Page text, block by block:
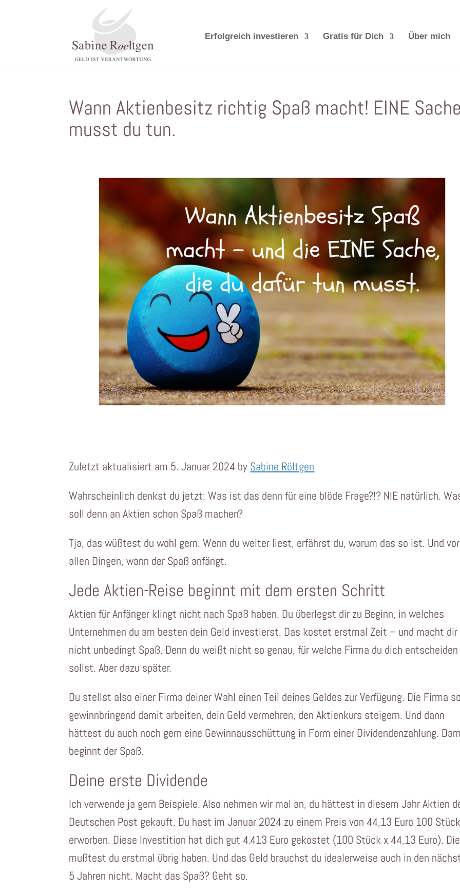
Erfolgreich investieren Gratis für Dich Über mich
Wann Aktienbesitz richtig Spaß macht! EINE
musst du tun.
Zuletzt aktualisiert am 5. Januar 2024 by Sabine Röltgen
Wahrscheinlich denkst du jetzt: Was ist das denn für eine blöde Frage?!? NIE natürlich.
soll denn an Aktien schon Spaß machen?
Tja, das wüßtest du wohl gern. Wenn du weiter liest, erfährst du, warum das so ist. Und vor
allen Dingen, wann der Spaß anfängt.
Jede Aktien-Reise beginnt mit dem ersten Schritt
Aktien für Anfänger klingt nicht nach Spaß haben. Du überlegst dir zu Beginn, in welches
Unternehmen du am besten dein Geld investierst. Das kostet erstmal Zeit – und macht dir
nicht unbedingt Spaß. Denn du weißt nicht so genau, für welche Firma du dich entscheiden
sollst. Aber dazu später.
Du stellst also einer Firma deiner Wahl einen Teil deines Geldes zur Verfügung. Die Firma
gewinnbringend damit arbeiten, dein Geld vermehren, den Aktienkurs steigern. Und dann
hättest du auch noch gern eine Gewinnausschüttung in Form einer Dividendenzahlung.
beginnt der Spaß.
Deine erste Dividende
Ich verwende ja gern Beispiele. Also nehmen wir mal an, du hättest in diesem Jahr Aktien
Deutschen Post gekauft. Du hast im Januar 2024 zu einem Preis von 44,13 Euro 100
erworben. Diese Investition hat dich gut 4.413 Euro gekostet (100 Stück x 44,13 Euro). Die
mußtest du erstmal übrig haben. Und das Geld brauchst du idealerweise auch in den
5 Jahren nicht. Macht das Spaß? Geht so.